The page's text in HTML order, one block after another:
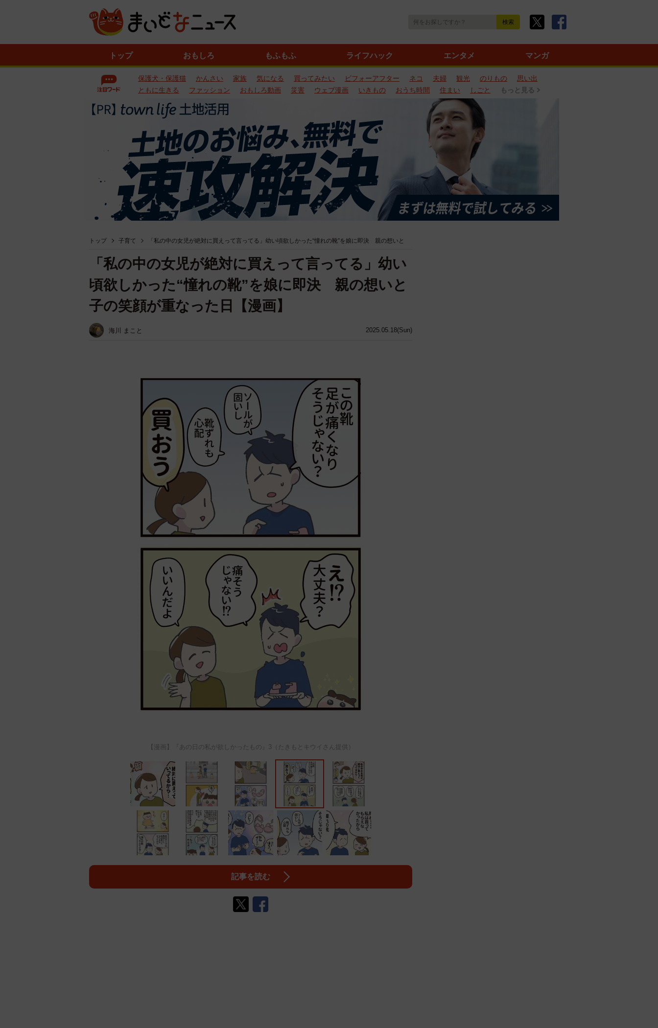
トップ おもしろ もふもふ ライフハック エンタメ マンガ
保護犬・保護猫 かんさい 家族 気になる 買ってみたい ビフォーアフター ネコ 夫婦 観光 のりもの
思い出
ともに生きる
ファッション おもしろ動画 災害 ウェブ漫画 いきもの おうち時間 住まい しごと もっと見る
トップ 子育て 「私の中の女児が絶対に買えって言ってる」幼い頃欲しかった“憧れの靴”を娘に即決 親の想いと
2025.05.18(Sun)
「私の中の女児が絶対に買えって言ってる」幼い
頃欲しかった“憧れの靴”を娘に即決 親の想いと
子の笑顔が重なった日【漫画】
海川 まこと
【漫画】『あの日の私が欲しかったもの』3（たきもとキウイさん提供）
記事を読む